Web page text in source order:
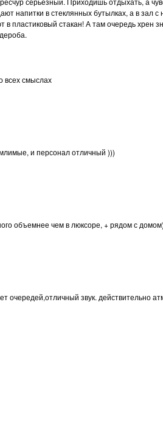
напитки в стеклянных бутылках, а в
пластиковый стакан! А там очередь хрен
всех смыслах
и персонал отличный )))
объемнее чем в люксоре, + рядом с
очередей,отличный звук. действительно